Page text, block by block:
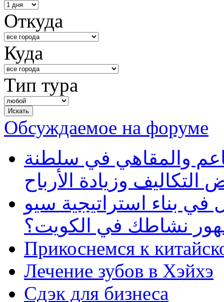
Откуда
Куда
Тип тура
Обсуждаемое на форуме
والمقاهي في سلطنة
وزيادة الأرباح
بناء استراتيجية سيو
نشاطك في الكويت؟
Прикоснемся к
Лечение зубов в Хэйхэ
Сдэк для бизнеса